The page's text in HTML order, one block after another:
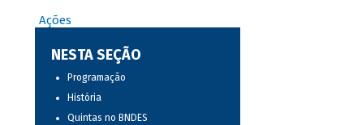
Ações
NESTA SEÇÃO
Programação
História
Quintas no BNDES